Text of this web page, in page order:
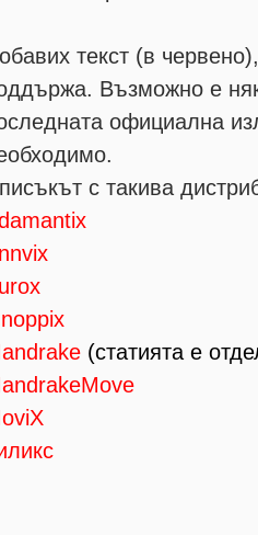
текст (в
Възможно е
официална
с такива
(статията е